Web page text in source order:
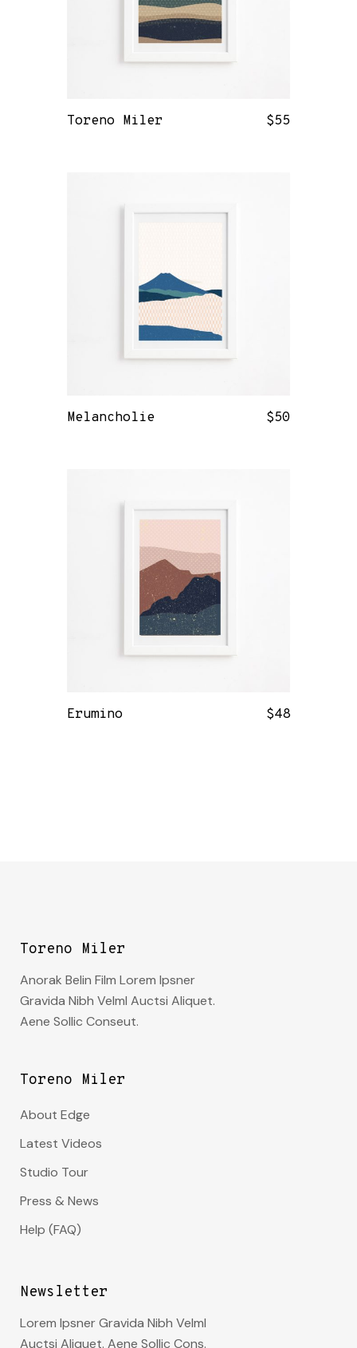
Toreno Miler $55
Melancholie $50
Erumino $48
Toreno Miler
Anorak Belin Film Lorem Ipsner
Gravida Nibh Velml Auctsi Aliquet.
Aene Sollic Conseut.
Toreno Miler
About Edge
Latest Videos
Studio Tour
Press & News
Help (FAQ)
Newsletter
Lorem Ipsner Gravida Nibh Velml
Auctsi Aliquet. Aene Sollic Cons.